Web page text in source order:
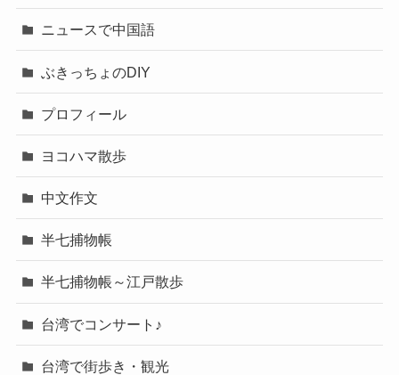
ニュースで中国語
ぶきっちょのDIY
プロフィール
ヨコハマ散歩
中文作文
半七捕物帳
半七捕物帳～江戸散歩
台湾でコンサート♪
台湾で街歩き・観光